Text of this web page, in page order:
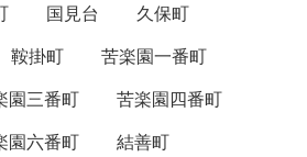
国見台
久保町
鞍掛町
苦楽園一番町
園三番町
苦楽園四番町
園六番町
結善町